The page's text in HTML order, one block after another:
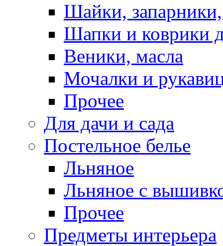
Шайки,
Шапки и коврики
Веники, масла
Мочалки и
Прочее
Для дачи и сада
Постельное белье
Льняное
Льняное с
Прочее
Предметы интерьера